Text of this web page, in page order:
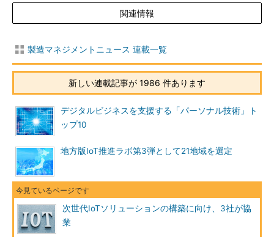
関連情報
製造マネジメントニュース 連載一覧
新しい連載記事が 1986 件あります
デジタルビジネスを支援する「パーソナル技術」ト
ップ10
地方版IoT推進ラボ第3弾として21地域を選定
次世代IoTソリューションの構築に向け、3社が協
業